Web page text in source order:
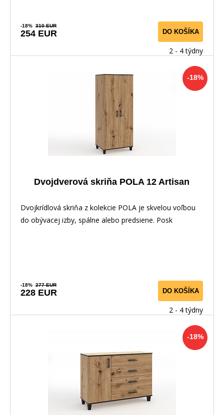
-18% 310 EUR
254 EUR DO KOŠÍKA
2 - 4 týdny
-18%
Dvojdverová skriňa POLA 12 Artisan
Dvojkrídlová skriňa z kolekcie POLA je skvelou voľbou
do obývacej izby, spálne alebo predsiene. Posk
-18% 277 EUR
228 EUR DO KOŠÍKA
2 - 4 týdny
-18%